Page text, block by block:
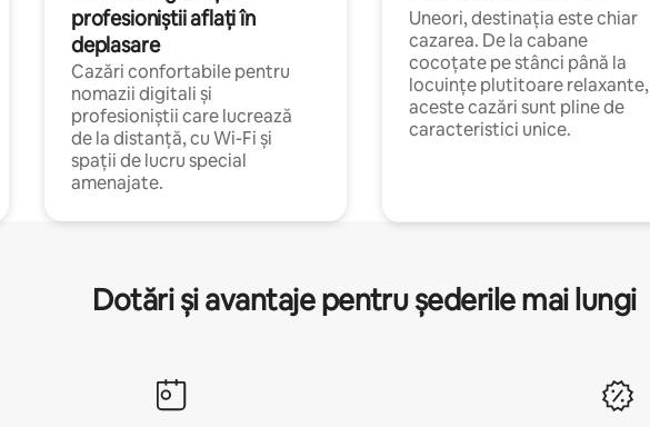
profesioniștii aflați în
deplasare
Cazări confortabile pentru
nomazii digitali și
profesioniștii care lucrează
de la distanță, cu Wi-Fi și
spații de lucru special
amenajate.
Uneori, destinația este chiar
cazarea. De la cabane
cocoțate pe stânci până la
locuințe plutitoare relaxante,
aceste cazări sunt pline de
caracteristici unice.
Dotări și avantaje pentru șederile mai lungi